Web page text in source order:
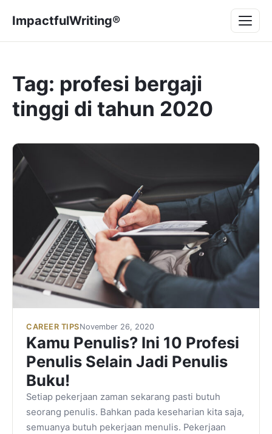
konten
ImpactfulWriting® Menu
Tag: profesi bergaji
tinggi di tahun 2020
CAREER TIPSNovember 26, 2020
Kamu Penulis? Ini 10 Profesi
Penulis Selain Jadi Penulis
Buku!
Setiap pekerjaan zaman sekarang pasti butuh
seorang penulis. Bahkan pada keseharian kita saja,
semuanya butuh pekerjaan menulis. Pekerjaan